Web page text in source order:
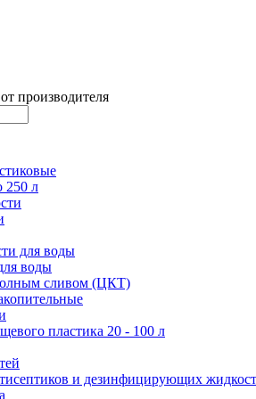
производителя
250 л
для воды
воды
сливом (ЦКТ)
пластика 20 - 100 л
и дезинфицирующих